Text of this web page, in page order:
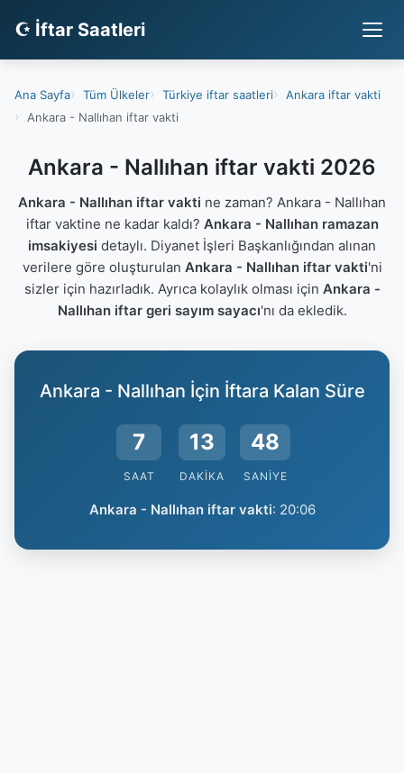
☪ İftar Saatleri
Ana Sayfa Tüm Ülkeler Türkiye iftar saatleri
Ankara iftar vakti
Ankara - Nallıhan iftar vakti
Ankara - Nallıhan iftar vakti 2026
Ankara - Nallıhan iftar vakti ne zaman? Ankara - Nallıhan
iftar vaktine ne kadar kaldı? Ankara - Nallıhan ramazan
imsakiyesi detaylı. Diyanet İşleri Başkanlığından alınan
verilere göre oluşturulan Ankara - Nallıhan iftar vakti'ni
sizler için hazırladık. Ayrıca kolaylık olması için Ankara -
Nallıhan iftar geri sayım sayacı'nı da ekledik.
Ankara - Nallıhan İçin İftara Kalan Süre
7
SAAT
13
DAKIKA
47
SANIYE
Ankara - Nallıhan iftar vakti: 20:06